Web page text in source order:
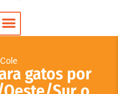
gatos por